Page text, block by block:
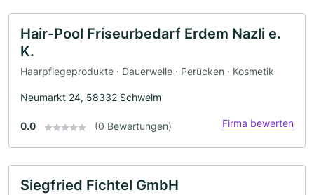
Hair-Pool Friseurbedarf Erdem Nazli e.
K.
Haarpflegeprodukte · Dauerwelle · Perücken · Kosmetik
Neumarkt 24, 58332 Schwelm
0.0 (0 Bewertungen) Firma bewerten
Siegfried Fichtel GmbH